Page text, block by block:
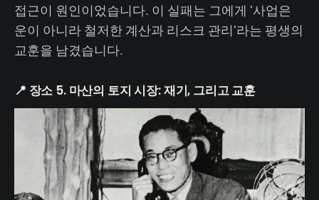
접근이 원인이었습니다. 이 실패는 그에게 '사업은
운이 아니라 철저한 계산과 리스크 관리'라는 평생의
교훈을 남겼습니다.
📍 장소 5. 마산의 토지 시장: 재기, 그리고 교훈